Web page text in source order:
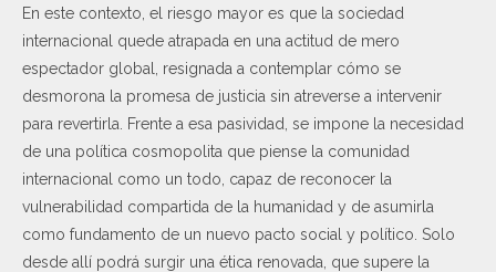
En este contexto, el riesgo mayor es que la sociedad
internacional quede atrapada en una actitud de mero
espectador global, resignada a contemplar cómo se
desmorona la promesa de justicia sin atreverse a intervenir
para revertirla. Frente a esa pasividad, se impone la necesidad
de una política cosmopolita que piense la comunidad
internacional como un todo, capaz de reconocer la
vulnerabilidad compartida de la humanidad y de asumirla
como fundamento de un nuevo pacto social y político. Solo
desde allí podrá surgir una ética renovada, que supere la